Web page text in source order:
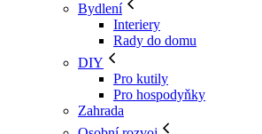
Bydlení
Interiery
Rady do domu
DIY
Pro kutily
Pro hospodyňky
Zahrada